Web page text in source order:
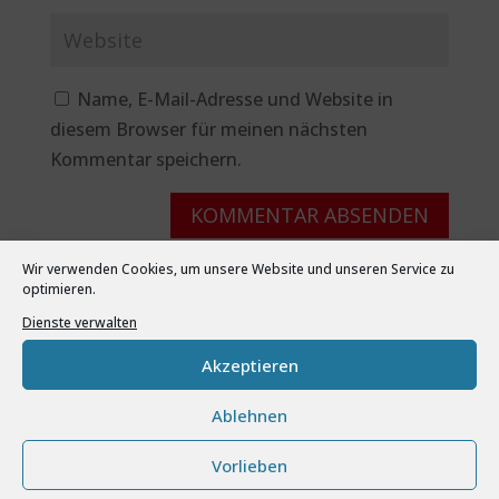
Wir verwenden Cookies, um unsere Website und unseren Service zu
optimieren.
Dienste verwalten
Akzeptieren
Ablehnen
Vorlieben
Name, E-Mail-Adresse und Website in
diesem Browser für meinen nächsten
Kommentar speichern.
GGS Overath